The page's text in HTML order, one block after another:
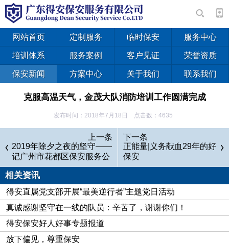
网站首页 定制服务 临时保安 服务中心
培训体系 服务案例 客户见证 荣誉资质
保安新闻 方案中心 关于我们 联系我们
克服高温天气，金茂大队消防培训工作圆满完成
发布时间：2018年7月18日 点击数：4635
应护卫单位惠州金茂实业投资有限公司要求，2018年6月30
日，我司得安金茂大队顺利完成6月1日至30日为期一个月的消
防培训工作，参加培训人员全部合格。
上一条
2019年除夕之夜的坚守——
记广州市花都区保安服务公
司驻花都火车站保安队
下一条
正能量|义务献血29年的好
保安
相关资讯
得安直属党支部开展“最美逆行者”主题党日活动
真诚感谢坚守在一线的队员：辛苦了，谢谢你们！
得安保安好人好事专题报道
放下偏见，尊重保安